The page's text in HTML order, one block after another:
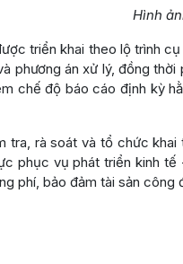
Hình
triển khai theo lộ trình
phương án xử lý, đồng
chế độ báo cáo định kỳ
tra, rà soát và tổ chức
phục vụ phát triển kinh
phí, bảo đảm tài sản